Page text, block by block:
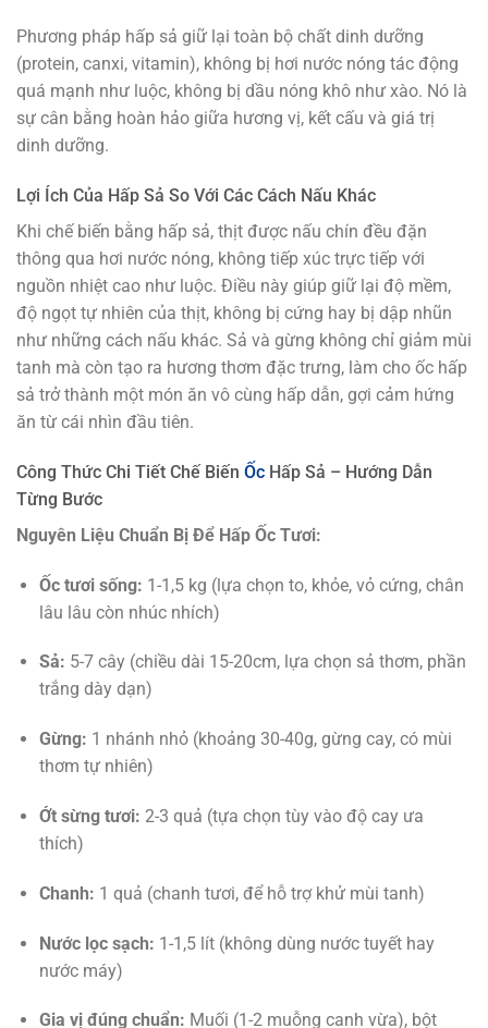
Phương pháp hấp sả giữ lại toàn bộ chất dinh dưỡng
(protein, canxi, vitamin), không bị hơi nước nóng tác động
quá mạnh như luộc, không bị dầu nóng khô như xào. Nó là
sự cân bằng hoàn hảo giữa hương vị, kết cấu và giá trị
dinh dưỡng.
Lợi Ích Của Hấp Sả So Với Các Cách Nấu Khác
Khi chế biến bằng hấp sả, thịt được nấu chín đều đặn
thông qua hơi nước nóng, không tiếp xúc trực tiếp với
nguồn nhiệt cao như luộc. Điều này giúp giữ lại độ mềm,
độ ngọt tự nhiên của thịt, không bị cứng hay bị dập nhũn
như những cách nấu khác. Sả và gừng không chỉ giảm mùi
tanh mà còn tạo ra hương thơm đặc trưng, làm cho ốc hấp
sả trở thành một món ăn vô cùng hấp dẫn, gợi cảm hứng
ăn từ cái nhìn đầu tiên.
Công Thức Chi Tiết Chế Biến Ốc Hấp Sả – Hướng Dẫn
Từng Bước
Nguyên Liệu Chuẩn Bị Để Hấp Ốc Tươi:
Ốc tươi sống: 1-1,5 kg (lựa chọn to, khỏe, vỏ cứng, chân
lâu lâu còn nhúc nhích)
Sả: 5-7 cây (chiều dài 15-20cm, lựa chọn sả thơm, phần
trắng dày dạn)
Gừng: 1 nhánh nhỏ (khoảng 30-40g, gừng cay, có mùi
thơm tự nhiên)
Ớt sừng tươi: 2-3 quả (tựa chọn tùy vào độ cay ưa
thích)
Chanh: 1 quả (chanh tươi, để hỗ trợ khử mùi tanh)
Nước lọc sạch: 1-1,5 lít (không dùng nước tuyết hay
nước máy)
Gia vị đúng chuẩn: Muối (1-2 muỗng canh vừa), bột